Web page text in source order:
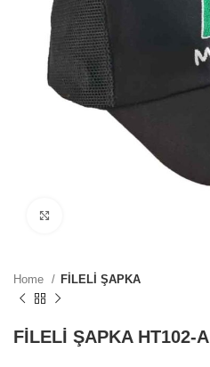
Home FİLELİ ŞAPKA
FİLELİ ŞAPKA HT102-A